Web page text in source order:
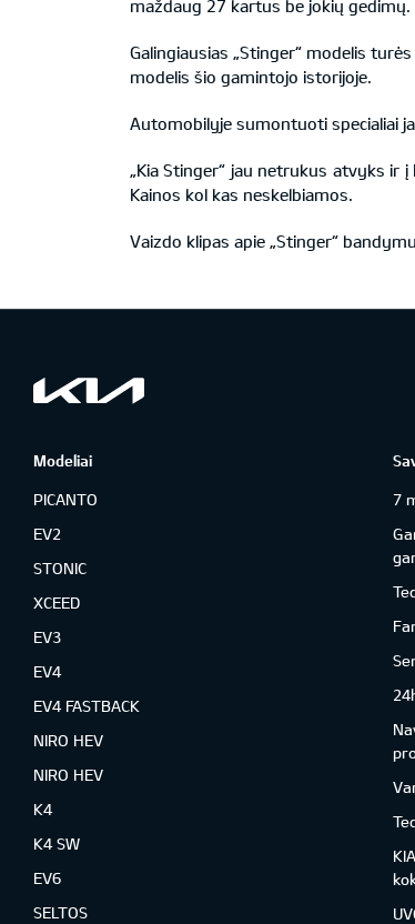
maždaug 27 kartus be jokių gedimų.
Galingiausias „Stinger“ modelis
modelis šio gamintojo istorijoje.
Automobilyje sumontuoti specialiai
„Kia Stinger“ jau netrukus atvyks ir
Kainos kol kas neskelbiamos.
Vaizdo klipas apie „Stinger“
Modeliai
PICANTO
EV2
STONIC
XCEED
EV3
EV4
EV4 FASTBACK
NIRO HEV
NIRO HEV
K4
K4 SW
EV6
SELTOS
7